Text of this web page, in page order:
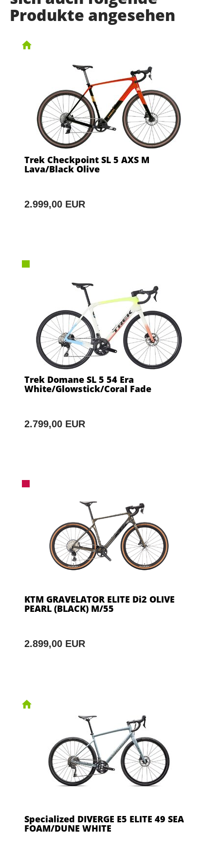
Produkte angesehen
Trek Checkpoint SL 5 AXS M
Lava/Black Olive
2.999,00 EUR
Trek Domane SL 5 54 Era
White/Glowstick/Coral Fade
2.799,00 EUR
KTM GRAVELATOR ELITE Di2 OLIVE
PEARL (BLACK) M/55
2.899,00 EUR
Specialized DIVERGE E5 ELITE 49 SEA
FOAM/DUNE WHITE